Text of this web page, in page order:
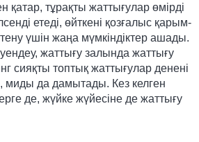
тұрақты жаттығулар өмірді
етеді, өйткені қозғалыс қарым-
үшін жаңа мүмкіндіктер ашады.
жаттығу залында жаттығу
сияқты топтық жаттығулар денені
миды да дамытады. Кез келген
де, жүйке жүйесіне де жаттығу